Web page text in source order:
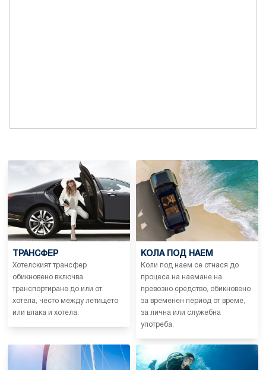
ТРАНСФЕР
Хотелският трансфер
обикновено включва
транспортиране до или от
хотела, често между летището
или влака и хотела.
КОЛА ПОД НАЕМ
Коли под наем се отнася до
процеса на наемане на
превозно средство, обикновено
за временен период от време,
за лична или служебна
употреба.